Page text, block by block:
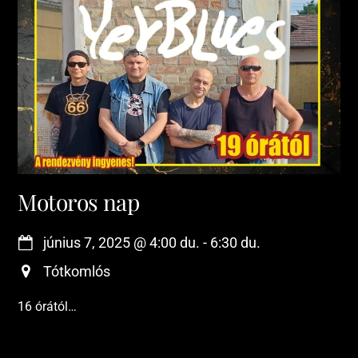
Motoros nap
június 7, 2025 @4:00 du. - 6:30 du.
Tótkomlós
16 órától…